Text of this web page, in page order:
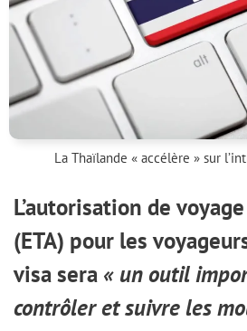
La Thaïlande « accélère » sur
L’autorisation de
(ETA) pour les
visa sera « un outil
contrôler et suivre les